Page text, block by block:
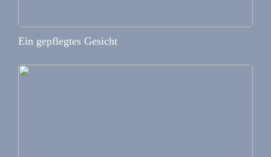
Ein gepflegtes Gesicht